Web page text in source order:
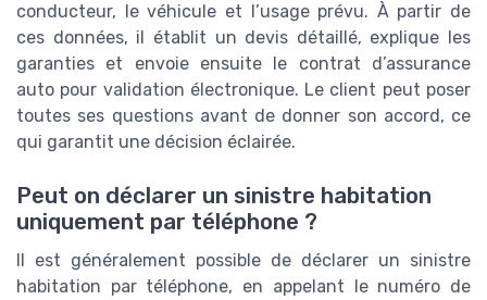
conducteur, le véhicule et l’usage prévu. À partir de
ces données, il établit un devis détaillé, explique les
garanties et envoie ensuite le contrat d’assurance
auto pour validation électronique. Le client peut poser
toutes ses questions avant de donner son accord, ce
qui garantit une décision éclairée.
Peut on déclarer un sinistre habitation
uniquement par téléphone ?
Il est généralement possible de déclarer un sinistre
habitation par téléphone, en appelant le numéro de